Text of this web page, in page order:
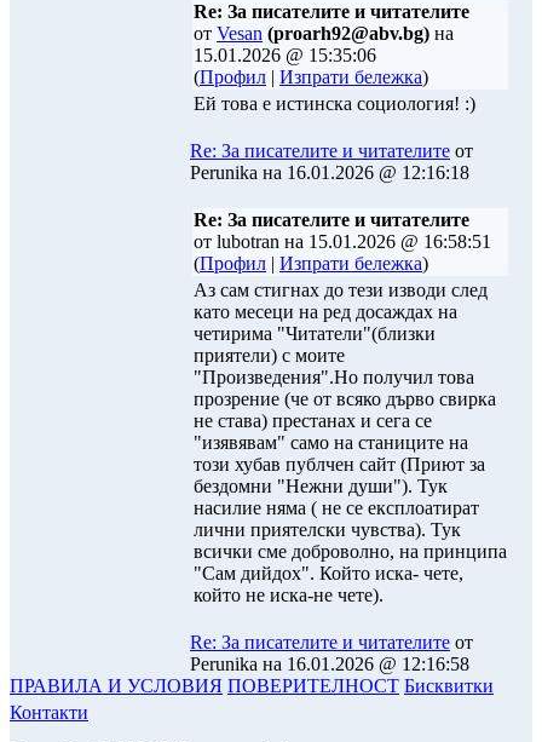
Re: За писателите и читателите
от Vesan (proarh92@abv.bg) на
15.01.2026 @ 15:35:06
(Профил | Изпрати бележка)
Ей това е истинска социология! :)
Re: За писателите и читателите от
Perunika на 16.01.2026 @ 12:16:18
Re: За писателите и читателите
от lubotran на 15.01.2026 @ 16:58:51
(Профил | Изпрати бележка)
Аз сам стигнах до тези изводи след
като месеци на ред досаждах на
четирима "Читатели"(близки
приятели) с моите
"Произведения".Но получил това
прозрение (че от всяко дърво свирка
не става) престанах и сега се
"изявявам" само на станиците на
този хубав публчен сайт (Приют за
бездомни "Нежни души"). Тук
насилие няма ( не се експлоатират
лични приятелски чувства). Тук
всички сме доброволно, на принципа
"Сам дийдох". Който иска- чете,
който не иска-не чете).
Re: За писателите и читателите от
Perunika на 16.01.2026 @ 12:16:58
ПРАВИЛА И УСЛОВИЯ ПОВЕРИТЕЛНОСТ Бисквитки
Контакти